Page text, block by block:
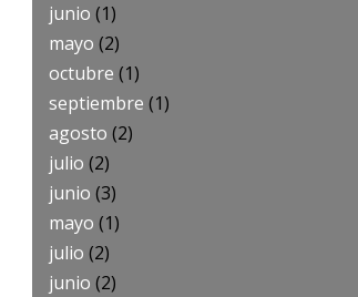
junio (1)
mayo (2)
octubre (1)
septiembre (1)
agosto (2)
julio (2)
junio (3)
mayo (1)
julio (2)
junio (2)